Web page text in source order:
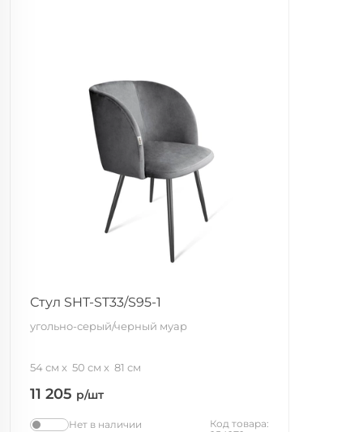
Стул SHT-ST33/S95-1
угольно-серый/черный муар
54 см 50 см 81 см
11 205 р/шт
Нет в наличии
Код товара: